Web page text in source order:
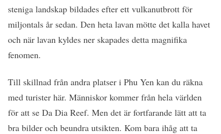
steniga landskap bildades efter ett vulkanutbrott för
miljontals år sedan. Den heta lavan mötte det kalla havet
och när lavan kyldes ner skapades detta magnifika
fenomen.
Till skillnad från andra platser i Phu Yen kan du räkna
med turister här. Människor kommer från hela världen
för att se Da Dia Reef. Men det är fortfarande lätt att ta
bra bilder och beundra utsikten. Kom bara ihåg att ta